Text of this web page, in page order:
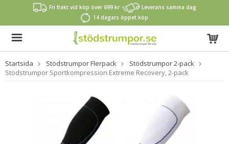
Fri frakt vid köp över 699 kr
Leverans samma dag
14 dagars öppet köp
Startsida Stödstrumpor Flerpack
Stödstrumpor 2-pack
Stödstrumpor Sportkompression Extreme Recovery, 2-pack